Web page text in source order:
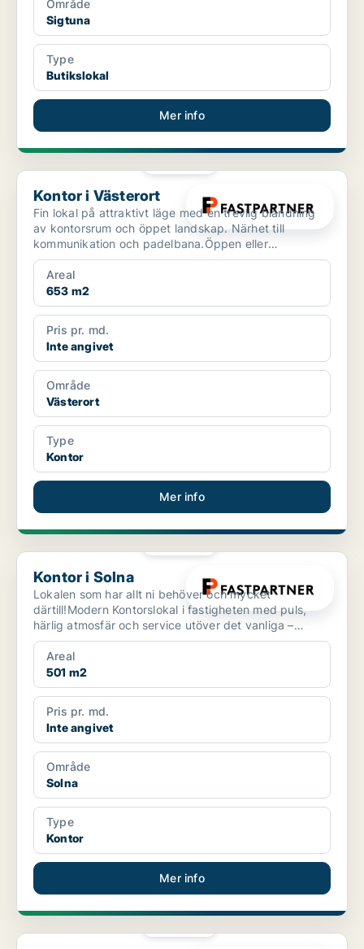
Område
Sigtuna
Type
Butikslokal
Mer info
Kontor i Västerort
Kontor i Västerort
Fin lokal på attraktivt läge med en trevlig blandning
av kontorsrum och öppet landskap. Närhet till
kommunikation och padelbana.Öppen eller
rumsindelat10 min...
Areal
653 m2
Pris pr. md.
Inte angivet
Område
Västerort
Type
Kontor
Mer info
Kontor i Solna
Kontor i Solna
Lokalen som har allt ni behöver och mycket
därtill!Modern Kontorslokal i fastigheten med puls,
härlig atmosfär och service utöver det vanliga –
Råsundavägen ...
Areal
501 m2
Pris pr. md.
Inte angivet
Område
Solna
Type
Kontor
Mer info
Kontor i Uppsala